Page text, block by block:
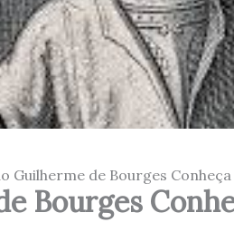
Guilherme de Bourges
Bourges